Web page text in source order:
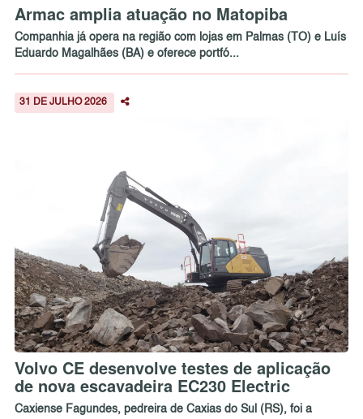
Armac amplia atuação no Matopiba
Companhia já opera na região com lojas em Palmas (TO) e Luís
Eduardo Magalhães (BA) e oferece portfó...
31 DE JULHO 2026
Volvo CE desenvolve testes de aplicação
de nova escavadeira EC230 Electric
Caxiense Fagundes, pedreira de Caxias do Sul (RS), foi a